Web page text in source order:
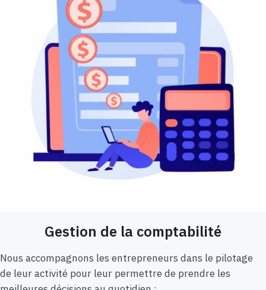
Gestion de la comptabilité
Nous accompagnons les entrepreneurs dans le pilotage
de leur activité pour leur permettre de prendre les